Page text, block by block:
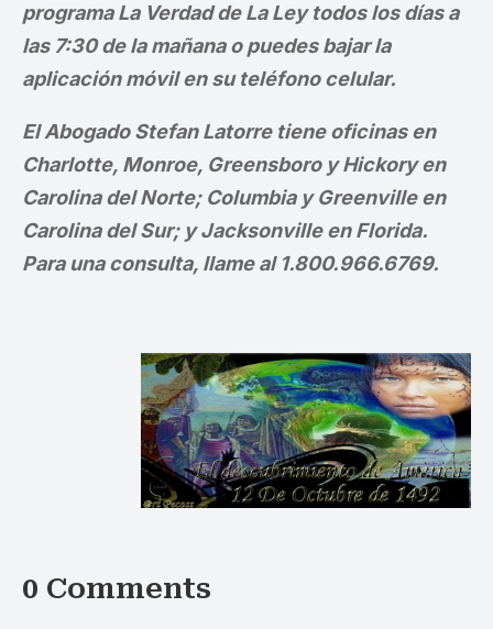
programa La Verdad de La Ley todos los días a
las 7:30 de la mañana o puedes bajar la
aplicación móvil en su teléfono celular.
El Abogado Stefan Latorre tiene oficinas en
Charlotte, Monroe, Greensboro y Hickory en
Carolina del Norte; Columbia y Greenville en
Carolina del Sur; y Jacksonville en Florida.
Para una consulta, llame al 1.800.966.6769.
0 Comments